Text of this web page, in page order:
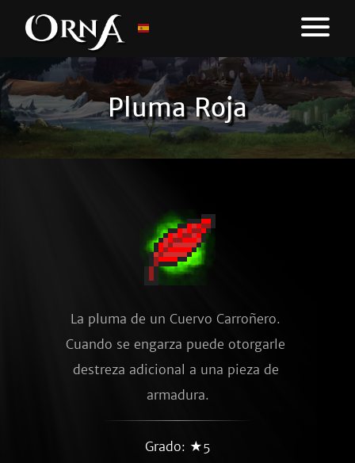
Pluma Roja
La pluma de un Cuervo Carroñero.
Cuando se engarza puede otorgarle
destreza adicional a una pieza de
armadura.
Grado: ★5